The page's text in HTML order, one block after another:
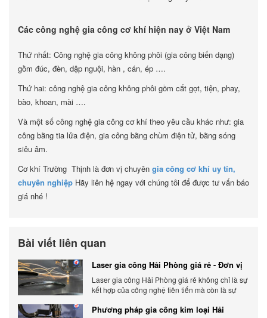
Các công nghệ gia công cơ khí hiện nay ở Việt Nam
Thứ nhất: Công nghệ gia công không phôi (gia công biến dạng)
gồm đúc, đèn, dập nguội, hàn , cán, ép ….
Thứ hai: công nghệ gia công không phôi gồm cắt gọt, tiện, phay,
bào, khoan, mài ….
Và một số công nghệ gia công cơ khí theo yêu cầu khác như: gia
công bằng tia lửa điện, gia công bằng chùm điện tử, bằng sóng
siêu âm.
Cơ khí Trường Thịnh là đơn vị chuyên gia công cơ khí uy tín,
chuyên nghiệp Hãy liên hệ ngay với chúng tôi để được tư vấn báo
giá nhé !
Bài viết liên quan
Laser gia công Hải Phòng giá rẻ - Đơn vị
gia công báo giá chính xác
Laser gia công Hải Phòng giá rẻ không chỉ là sự
kết hợp của công nghệ tiên tiến mà còn là sự
khách hàng. Xem ngay nhé.
Phương pháp gia công kim loại Hải